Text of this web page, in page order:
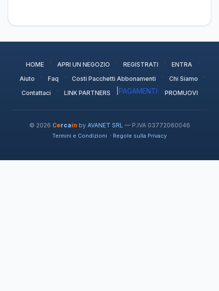
HOME · APRI UN NEGOZIO · REGISTRATI · ENTRA ·
Aiuto · Faq · Costi Pacchetti Abbonamenti · Chi Siamo ·
Contattaci · LINK PARTNERS PAGAMENTI· PROMUOVI
© 2026 Cercain by AVANET SRL — P.IVA 03772060046
Termini e Condizioni · Regole sulla Privacy